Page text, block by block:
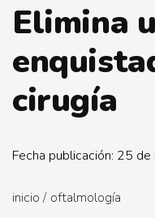
Elimina
cirugía
Fecha publicación: 25
inicio / oftalmología